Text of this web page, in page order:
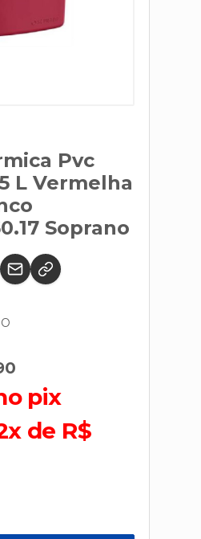
Pvc
L Vermelha
Soprano
pix
de R$